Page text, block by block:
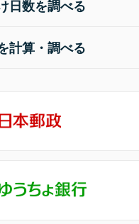
日数を調べる
計算・調べる